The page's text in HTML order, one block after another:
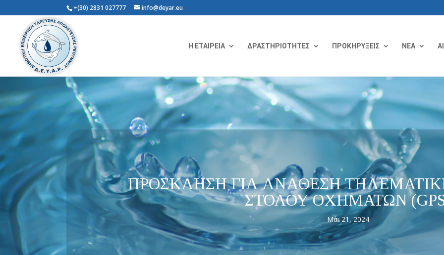
+(30) 2831 027777 info@deyar.eu
Η ΕΤΑΙΡΕΙΑ ΔΡΑΣΤΗΡΙΟΤΗΤΕΣ ΠΡΟΚΗΡΥΞΕΙΣ ΝΕΑ
ΠΡΟΣΚΛΗΣΗ ΓΙΑ ΑΝΑΘΕΣΗ
ΣΤΟΛΟΥ ΟΧΗΜΑΤΩΝ
Μάι 21, 2024